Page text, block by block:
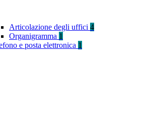
Articolazione degli uffici 4
Organigramma 1
e posta elettronica 1